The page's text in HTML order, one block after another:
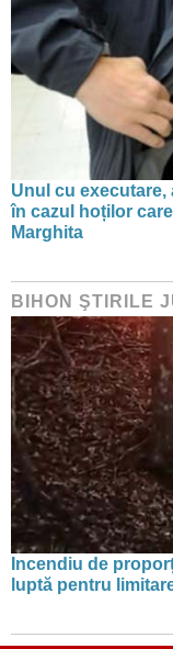
Unul cu
în cazul hoților
Marghita
BIHON ŞTIRILE
Incendiu de
luptă pentru